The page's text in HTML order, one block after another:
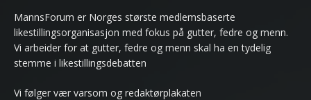
MannsForum er Norges største medlemsbaserte
likestillingsorganisasjon med fokus på gutter, fedre og menn.
Vi arbeider for at gutter, fedre og menn skal ha en tydelig
stemme i likestillingsdebatten
Vi følger vær varsom og redaktørplakaten